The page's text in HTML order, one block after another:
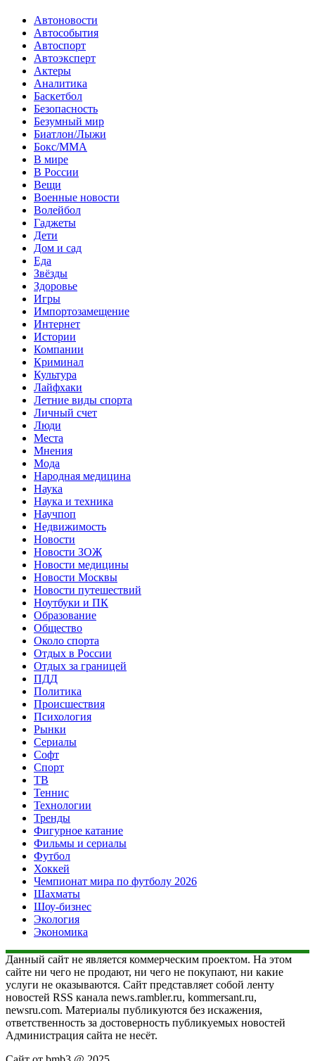
Автоновости
Автособытия
Автоспорт
Автоэксперт
Актеры
Аналитика
Баскетбол
Безопасность
Безумный мир
Биатлон/Лыжи
Бокс/MMA
В мире
В России
Вещи
Военные новости
Волейбол
Гаджеты
Дети
Дом и сад
Еда
Звёзды
Здоровье
Игры
Импортозамещение
Интернет
Истории
Компании
Криминал
Культура
Лайфхаки
Летние виды спорта
Личный счет
Люди
Места
Мнения
Мода
Народная медицина
Наука
Наука и техника
Научпоп
Недвижимость
Новости
Новости ЗОЖ
Новости медицины
Новости Москвы
Новости путешествий
Ноутбуки и ПК
Образование
Общество
Около спорта
Отдых в России
Отдых за границей
ПДД
Политика
Происшествия
Психология
Рынки
Сериалы
Софт
Спорт
ТВ
Теннис
Технологии
Тренды
Фигурное катание
Фильмы и сериалы
Футбол
Хоккей
Чемпионат мира по футболу 2026
Шахматы
Шоу-бизнес
Экология
Экономика
Данный сайт не является коммерческим проектом. На этом
сайте ни чего не продают, ни чего не покупают, ни какие
услуги не оказываются. Сайт представляет собой ленту
новостей RSS канала news.rambler.ru, kommersant.ru,
newsru.com. Материалы публикуются без искажения,
ответственность за достоверность публикуемых новостей
Администрация сайта не несёт.